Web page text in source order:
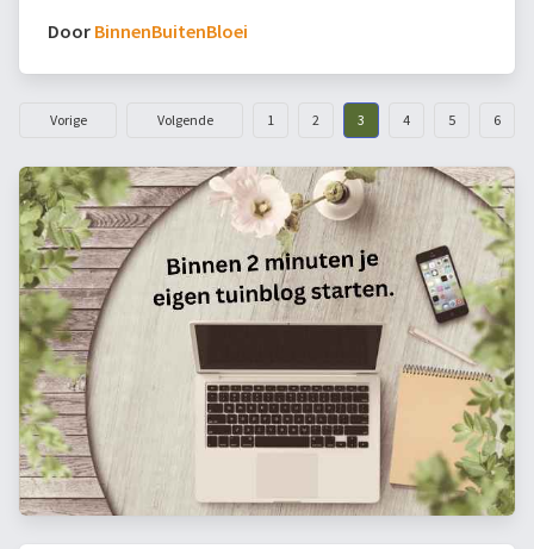
Door BinnenBuitenBloei
Vorige Volgende 1 2 3 4 5 6